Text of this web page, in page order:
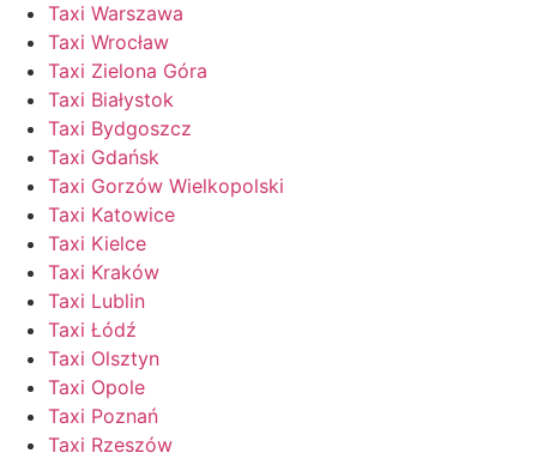
Taxi Warszawa
Taxi Wrocław
Taxi Zielona Góra
Taxi Białystok
Taxi Bydgoszcz
Taxi Gdańsk
Taxi Gorzów Wielkopolski
Taxi Katowice
Taxi Kielce
Taxi Kraków
Taxi Lublin
Taxi Łódź
Taxi Olsztyn
Taxi Opole
Taxi Poznań
Taxi Rzeszów